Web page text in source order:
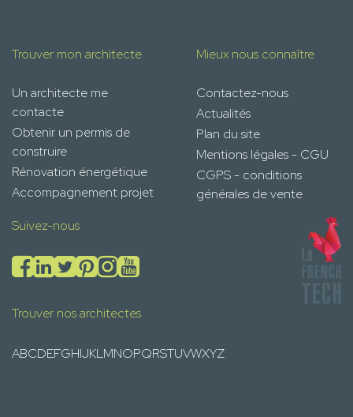
Trouver mon architecte
Un architecte me
contacte
Obtenir un permis de
construire
Rénovation énergétique
Accompagnement projet
Mieux nous connaître
Contactez-nous
Actualités
Plan du site
Mentions légales - CGU
CGPS - conditions
générales de vente
Suivez-nous
Trouver nos architectes
ABCDEFGHIJKLMNOPQRSTUVWXYZ